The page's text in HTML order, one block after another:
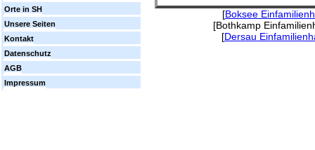
[Boksee
[Bothkamp
[Dersau
Orte in SH
Unsere Seiten
Kontakt
Datenschutz
AGB
Impressum